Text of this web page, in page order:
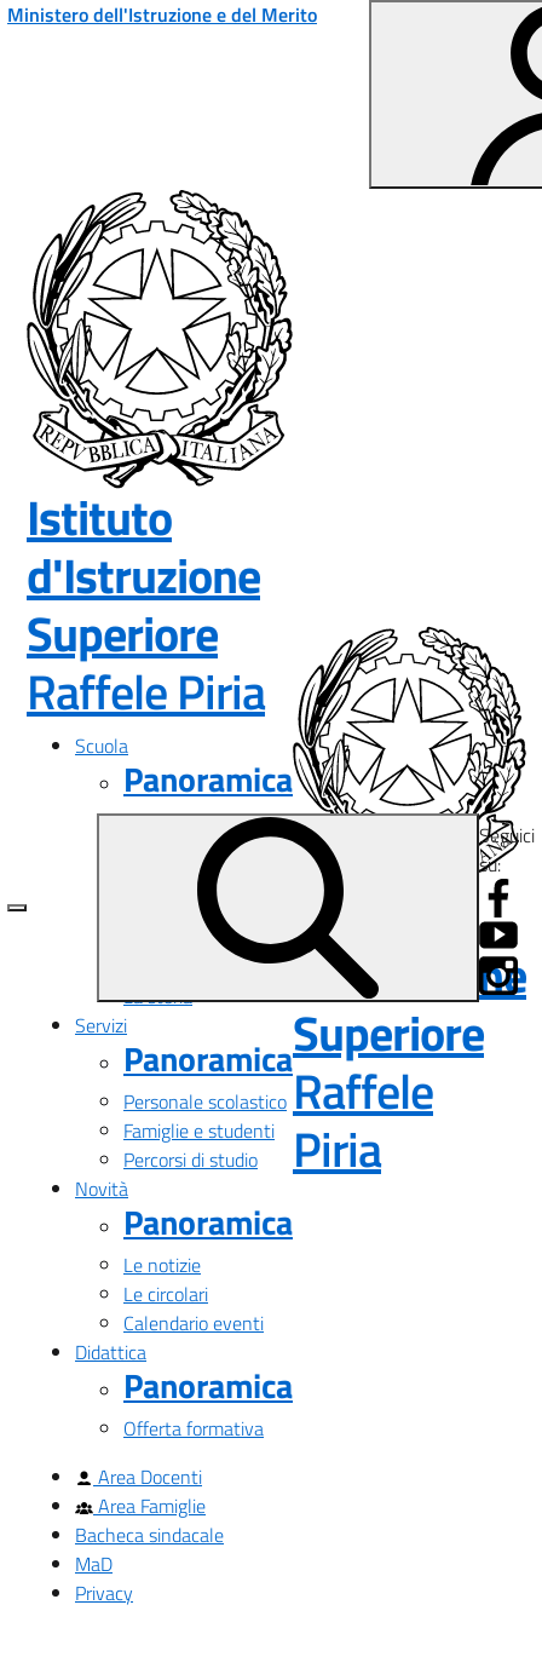
Vai ai contenuti
Vai al menu di navigazione
Vai al footer
Ministero dell'Istruzione e del Merito
Istituto
d'Istruzione
Superiore
Raffele Piria— Visita la
Scuola
Panoramica
Presentazione
Le persone
I numeri della scuola
Le carte della scuola
Organizzazione
La storia
Servizi
Panoramica
Personale scolastico
Famiglie e studenti
Percorsi di studio
Novità
Panoramica
Le notizie
Le circolari
Calendario eventi
Didattica
Panoramica
Offerta formativa
Area Docenti
Area Famiglie
Bacheca sindacale
MaD
Privacy
Istituto
d'Istruzione
Superiore
Raffele
Piria—
Seguici
su: